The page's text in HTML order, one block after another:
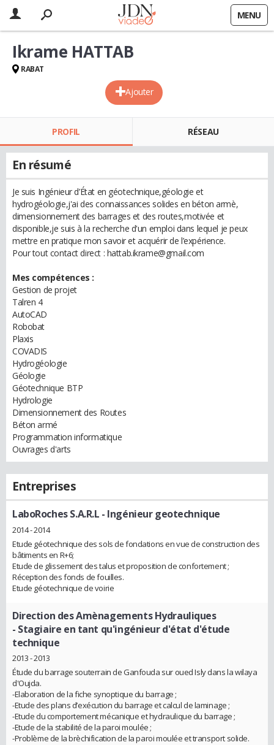
MENU
Ajouter
Ikrame HATTAB
RABAT
PROFIL RÉSEAU
En résumé
Je suis Ingénieur d’État en géotechnique,géologie et
hydrogéologie,j'ai des connaissances solides en béton armè,
dimensionnement des barrages et des routes,motivée et
disponible,je suis à la recherche d'un emploi dans lequel je peux
mettre en pratique mon savoir et acquérir de l’expérience.
Pour tout contact direct : hattab.ikrame@gmail.com
Mes compétences :
Gestion de projet
Talren 4
AutoCAD
Robobat
Plaxis
COVADIS
Hydrogéologie
Géologie
Géotechnique BTP
Hydrologie
Dimensionnement des Routes
Béton armé
Programmation informatique
Ouvrages d'arts
Entreprises
LaboRoches S.A.R.L - Ingénieur geotechnique
2014 - 2014
Etude géotechnique des sols de fondations en vue de construction des
bâtiments en R+6;
Etude de glissement des talus et proposition de confortement ;
Réception des fonds de fouilles.
Etude géotechnique de voirie
Direction des Amènagements Hydrauliques
- Stagiaire en tant qu'ingénieur d'état d'étude
technique
2013 - 2013
Étude du barrage souterrain de Ganfouda sur oued Isly dans la wilaya
d'Oujda.
-Elaboration de la fiche synoptique du barrage ;
-Etude des plans d’exécution du barrage et calcul de laminage ;
-Etude du comportement mécanique et hydraulique du barrage ;
-Etude de la stabilité de la paroi moulée ;
-Problème de la brèchification de la paroi moulée et transport solide.